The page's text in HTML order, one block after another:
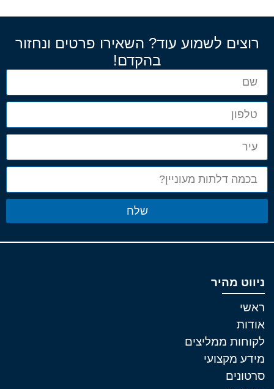
רוצים לשמוע עוד? השאירו פרטים ונחזור
בהקדם!
שלח
ניווט מהיר
ראשי
אודות
לקוחות ממליצים
מידע מקצועי
סרטונים